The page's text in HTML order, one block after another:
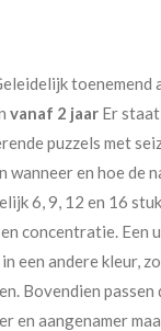
toenemend
vanaf 2 jaar Er
puzzels met
wanneer en hoe de
6, 9, 12 en 16
concentratie. Een
een andere kleur,
Bovendien
en aangenamer